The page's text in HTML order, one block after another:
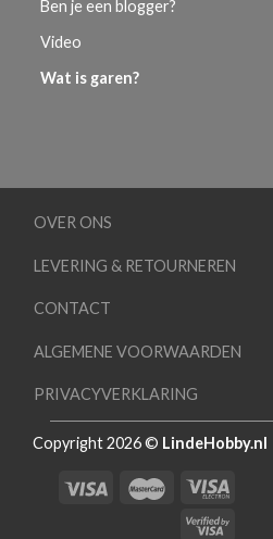
Ben je een blogger?
Video
Wat is garen?
OVER ONS
LEVERING & RETOURNEREN
CONTACT
ALGEMENE VOORWAARDEN
PRIVACYVERKLARING
Copyright 2026 © LindeHobby.nl